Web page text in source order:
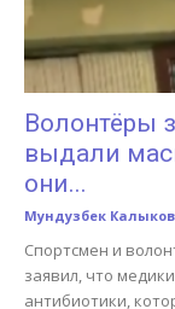
Волонтёры
выдали
они...
Мундузбек Калыков
Спортсмен и
заявил, что
антибиотики,